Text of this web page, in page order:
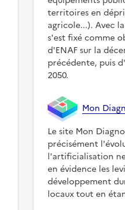
territoires en
agricole...). Avec
s'est fixé comme
d'ENAF sur la
précédente, puis
2050.
Mon
Le site Mon
précisément
l'artificialisation
en évidence les
développement
locaux tout en